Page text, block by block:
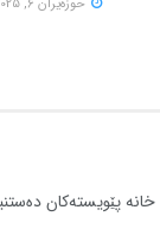
حوزه‌یران 6, 2025
خانە پێویستەکان